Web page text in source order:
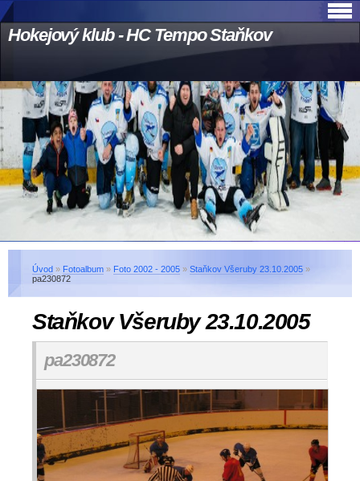
Hokejový klub - HC Tempo Staňkov
Úvod » Fotoalbum » Foto 2002 - 2005 » Staňkov Všeruby 23.10.2005 »
pa230872
Staňkov Všeruby 23.10.2005
pa230872